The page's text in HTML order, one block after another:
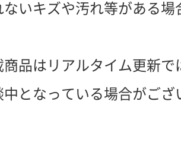
ないキズや汚れ等がある場
商品はリアルタイム更新
中となっている場合がご